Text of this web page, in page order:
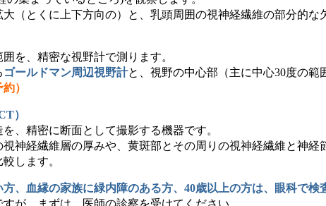
（とくに上下方向の）と、乳頭周囲の視神経繊維の部分的な
を、精密な視野計で測ります。
ゴールドマン周辺視野計と、視野の中心部（主に中心30度の範
）
）
、精密に断面として撮影する機器です。
神経繊維層の厚みや、黄斑部とその周りの視神経繊維と神
します。
、血縁の家族に緑内障のある方、40歳以上の方は、眼科で検
すが、まずは、医師の診察を受けてください。